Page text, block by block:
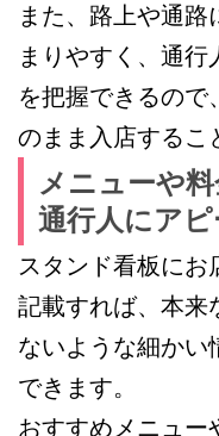
また、路上や通路
まりやすく、通
を把握できるので
のまま入店するこ
メニューや
通行人にア
スタンド看板にお
記載すれば、本来
ないような細かい
できます。
おすすめメニュー